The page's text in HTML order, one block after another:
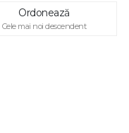
Ordonează
Cele mai noi descendent